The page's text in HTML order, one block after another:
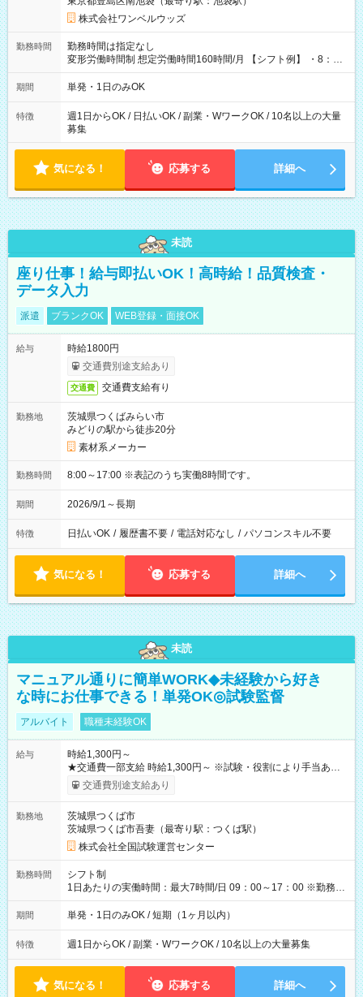
株式会社ワンベルウッズ
勤務時間
勤務時間は指定なし
変形労働時間制 想定労働時間160時間/月 【シフト例】 ・8：00
～21：00
期間 単発・1日のみOK
特徴
週1日からOK / 日払いOK / 副業・WワークOK / 10名以上の大量
募集
気になる！ 応募する 詳細へ
未読
座り仕事！給与即払いOK！高時給！品質検査・
データ入力
派遣 ブランクOK WEB登録・面接OK
給与
時給1800円
交通費別途支給あり
交通費 交通費支給有り
勤務地
茨城県つくばみらい市
みどりの駅から徒歩20分
素材系メーカー
勤務時間 8:00～17:00 ※表記のうち実働8時間です。
期間 2026/9/1～長期
特徴 日払いOK / 履歴書不要 / 電話対応なし / パソコンスキル不要
気になる！ 応募する 詳細へ
未読
マニュアル通りに簡単WORK◆未経験から好き
な時にお仕事できる！単発OK◎試験監督
アルバイト 職種未経験OK
給与
時給1,300円～
★交通費一部支給 時給1,300円～ ※試験・役割により手当あり
※勤務回数により昇給あり 【即給（前払い）オプションあ
り！】 希望される場合、勤務から1週間ほどで給与の一部を受け
例】 ・河合塾模擬試験 8:30～17:30（休憩1時間） 時給1,300円
×8時間＝日収10,400円＋交通費 ※当日の役割により時給＋100
円の場合あり ・国家試験 7:00～13:30（休憩なし） 時給1,300
円（役割手当＋100円）×6時間＝日収8,400円＋交通費 【試用期
間】試用期間なし
交通費別途支給あり
勤務地
茨城県つくば市
茨城県つくば市吾妻（最寄り駅：つくば駅）
株式会社全国試験運営センター
勤務時間
シフト制
1日あたりの実働時間：最大7時間/日 09：00～17：00 ※勤務時
間は 試験により異なります。
期間 単発・1日のみOK / 短期（1ヶ月以内）
特徴 週1日からOK / 副業・WワークOK / 10名以上の大量募集
気になる！ 応募する 詳細へ